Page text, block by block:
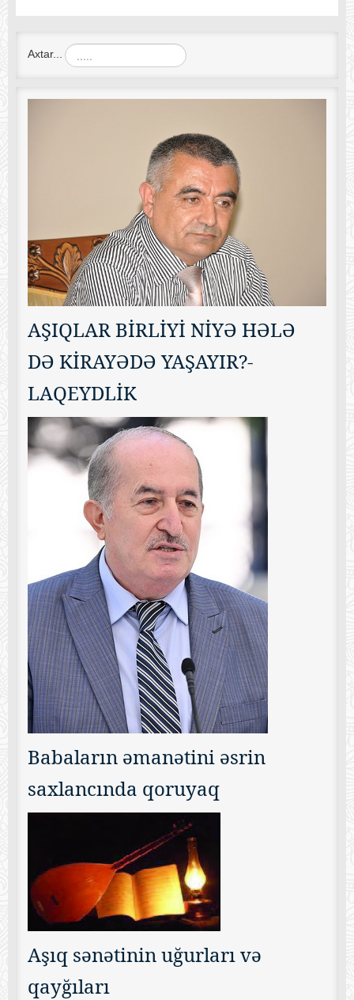
Axtar...
AŞIQLAR BİRLİYİ NİYƏ HƏLƏ
DƏ KİRAYƏDƏ YAŞAYIR?-
LAQEYDLİK
Babaların əmanətini əsrin
saxlancında qoruyaq
Aşıq sənətinin uğurları və
qayğıları